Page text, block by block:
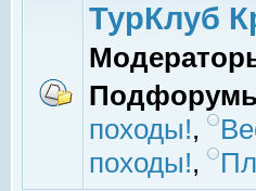
ТурКлуб
походы!,
походы!,